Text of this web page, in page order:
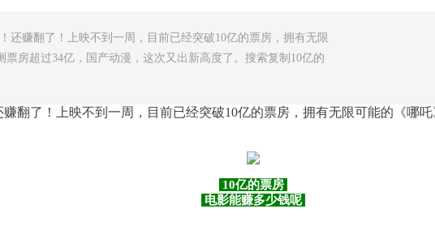
还赚翻了！上映不到一周，目前已经突破10亿的票房，拥有无限
房超过34亿，国产动漫，这次又出新高度了。搜索复制10亿的
赚翻了！上映不到一周，目前已经突破10亿的票房，拥有无限可能的《哪
10亿的票房
电影能赚多少钱呢